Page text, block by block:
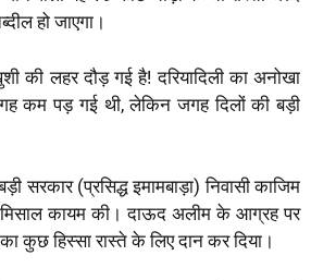
हो जाएगा।
की लहर दौड़ गई है! दरियादिली का अनोखा
कम पड़ गई थी, लेकिन जगह दिलों की बड़ी
सरकार (प्रसिद्ध इमामबाड़ा) निवासी काजिम
मिसाल कायम की। दाऊद अलीम के आग्रह पर
कुछ हिस्सा रास्ते के लिए दान कर दिया।